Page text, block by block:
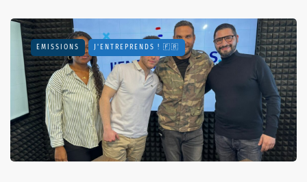
EMISSIONS J'ENTREPRENDS ! 🇫🇷